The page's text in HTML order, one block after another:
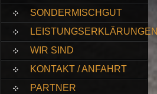
SONDERMISCHGUT
LEISTUNGSERKLÄRUNGEN
WIR SIND
KONTAKT / ANFAHRT
PARTNER